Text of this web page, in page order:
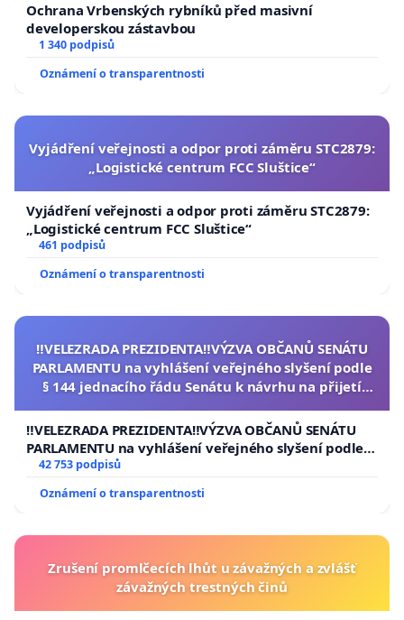
Ochrana Vrbenských rybníků před masivní
developerskou zástavbou
1 340 podpisů
Oznámení o transparentnosti
Vyjádření veřejnosti a odpor proti záměru STC2879:
„Logistické centrum FCC Sluštice“
Vyjádření veřejnosti a odpor proti záměru STC2879:
„Logistické centrum FCC Sluštice“
461 podpisů
Oznámení o transparentnosti
‼️VELEZRADA PREZIDENTA‼️VÝZVA OBČANŮ SENÁTU
PARLAMENTU na vyhlášení veřejného slyšení podle
§ 144 jednacího řádu Senátu k návrhu na přijetí
republiky
‼️VELEZRADA PREZIDENTA‼️VÝZVA OBČANŮ SENÁTU
PARLAMENTU na vyhlášení veřejného slyšení podle §
144 jednacího řádu Senátu k návrhu na přijetí
usnesení k podání ústavní žaloby na prezidenta
republiky
42 753 podpisů
Oznámení o transparentnosti
Zrušení promlčecích lhůt u závažných a zvlášť
závažných trestných činů